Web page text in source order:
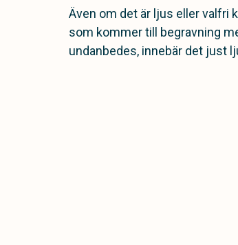
Även om det är ljus eller valfri
som kommer till begravning
undanbedes, innebär det just